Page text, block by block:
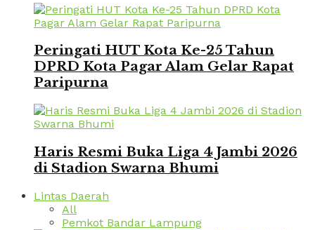
Peringati HUT Kota Ke-25 Tahun
DPRD Kota Pagar Alam Gelar Rapat
Paripurna
Haris Resmi Buka Liga 4 Jambi 2026
di Stadion Swarna Bhumi
Lintas Daerah
All
Pemkot Bandar Lampung